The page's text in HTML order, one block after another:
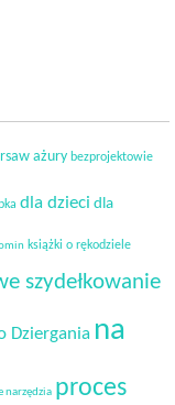
ażury bezprojektowie
dla dzieci dla
książki o rękodziele
szydełkowanie
Dziergania na
narzędzia proces